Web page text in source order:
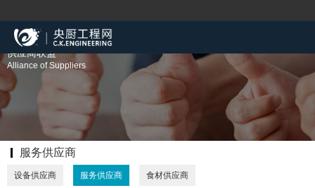
供应商联盟
Alliance of Suppliers
服务供应商
设备供应商 服务供应商 食材供应商